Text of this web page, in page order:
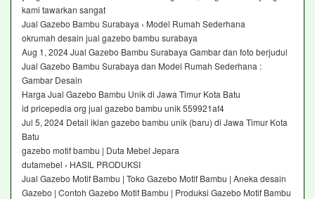
kami tawarkan sangat
Jual Gazebo Bambu Surabaya ‹ Model Rumah Sederhana
okrumah desain jual gazebo bambu surabaya
Aug 1, 2024 Jual Gazebo Bambu Surabaya Gambar dan foto berjudul
Jual Gazebo Bambu Surabaya dan Model Rumah Sederhana :
Gambar Desain
Harga Jual Gazebo Bambu Unik di Jawa Timur Kota Batu
id pricepedia org jual gazebo bambu unik 559921af4
Jul 5, 2024 Detail iklan gazebo bambu unik (baru) di Jawa Timur Kota
Batu
gazebo motif bambu | Duta Mebel Jepara
dutamebel › HASIL PRODUKSI
Jual Gazebo Motif Bambu | Toko Gazebo Motif Bambu | Aneka desain
Gazebo | Contoh Gazebo Motif Bambu | Produksi Gazebo Motif Bambu